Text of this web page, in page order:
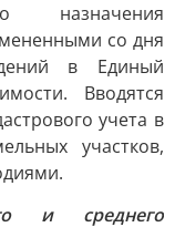
назначения
со дня
в Единый
Вводятся
учета в
участков,
и среднего